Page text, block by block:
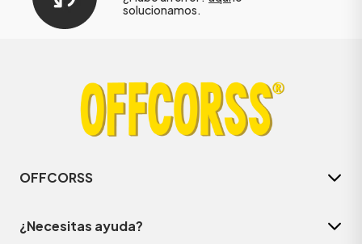
solucionamos.
OFFCORSS
¿Necesitas ayuda?